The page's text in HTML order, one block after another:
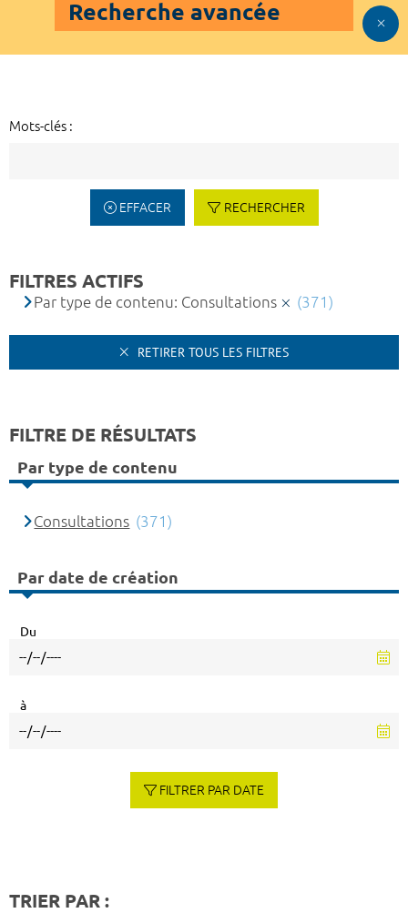
Recherche avancée
Mots-clés :
EFFACER RECHERCHER
FILTRES ACTIFS
Par type de contenu: Consultations (371)
RETIRER TOUS LES FILTRES
FILTRE DE RÉSULTATS
Par type de contenu
Consultations (371)
Par date de création
Du
à
FILTRER PAR DATE
TRIER PAR :